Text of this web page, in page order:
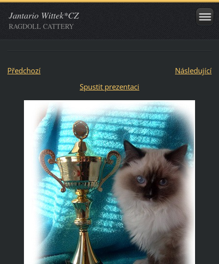
Jantario Wittek*CZ
RAGDOLL CATTERY
Předchozí
Následující
Spustit prezentaci